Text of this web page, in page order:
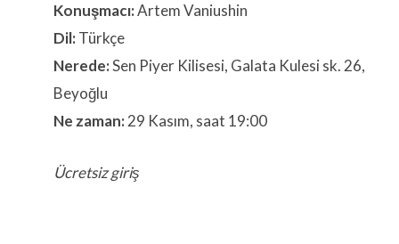
Konuşmacı:Artem Vaniushin
Dil:Türkçe
Nerede:Sen Piyer Kilisesi, Galata Kulesi sk. 26,
Beyoğlu
Ne zaman:29 Kasım, saat 19:00
Ücretsiz giriş